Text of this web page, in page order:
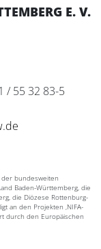
E. V.
/ 55 32 83-5
der bundesweiten
Baden-Württemberg, die
die Diözese Rottenburg-
an den Projekten ‚NIFA-
durch den Europäischen